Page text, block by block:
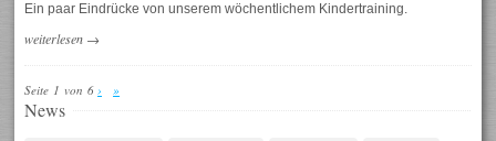
Ein paar Eindrücke von unserem wöchentlichem Kindertraining.
weiterlesen →
Seite 1 von 6 › »
News